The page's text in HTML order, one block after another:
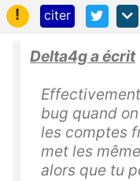
!
citer
Delta4g a écrit
bug quand
les comptes
met les
alors que tu